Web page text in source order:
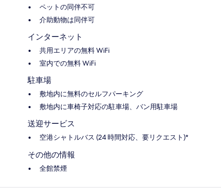
ペットの同伴不可
介助動物は同伴可
インターネット
共用エリアの無料 WiFi
室内での無料 WiFi
駐車場
敷地内に無料のセルフパーキング
敷地内に車椅子対応の駐車場、バン用駐車場
送迎サービス
空港シャトルバス (24 時間対応、要リクエスト)*
その他の情報
全館禁煙